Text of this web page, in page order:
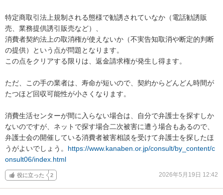
特定商取引法上規制される態様で勧誘されていなか（電話勧誘販
売、業務提供誘引販売など）、
消費者契約法上の取消権が使えないか（不実告知取消や断定的判断
の提供）という点が問題となります。
この点をクリアする限りは、返金請求権が発生し得ます。
ただ、この手の業者は、寿命が短いので、契約からどんどん時間が
たつほど回収可能性が小さくなります。
消費生活センターが間に入らない場合は、自分で弁護士を探すしか
ないのですが、ネットで探す場合二次被害に遭う場合もあるので、
弁護士会の開催している消費者被害相談を受けて弁護士を探したほ
うがよいでしょう。 https://www.kanaben.or.jp/consult/by_content/c
onsult06/index.html
役に立った 2 2026年5月19日 12:42